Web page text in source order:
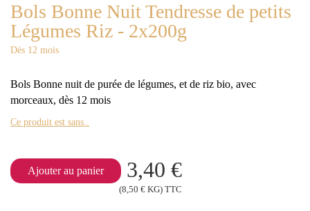
Bols Bonne Nuit Tendresse de petits
Légumes Riz - 2x200g
Dès 12 mois
Bols Bonne nuit de purée de légumes, et de riz bio, avec
morceaux, dès 12 mois
Ce produit est sans..
Ajouter au panier 3,40 €
(8,50 € KG) TTC